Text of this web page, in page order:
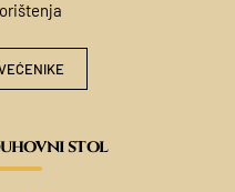
stol